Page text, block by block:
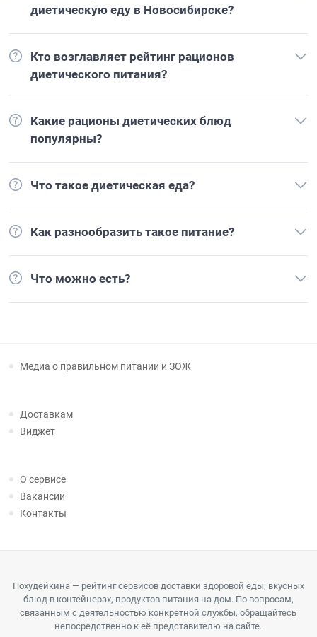
диетическую еду в Новосибирске?
Кто возглавляет рейтинг рационов
диетического питания?
Какие рационы диетических блюд
популярны?
Что такое диетическая еда?
Как разнообразить такое питание?
Что можно есть?
Медиа о правильном питании и ЗОЖ
Доставкам
Виджет
О сервисе
Вакансии
Контакты
Похудейкина — рейтинг сервисов доставки здоровой еды, вкусных
блюд в контейнерах, продуктов питания на дом. По вопросам,
связанным с деятельностью конкретной службы, обращайтесь
непосредственно к её представителю на сайте.